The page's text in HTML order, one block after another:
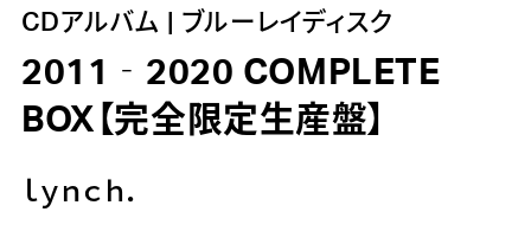
CDアルバム | ブルーレイディスク
2011‐2020 COMPLETE
BOX【完全限定生産盤】
ｌｙｎｃｈ．